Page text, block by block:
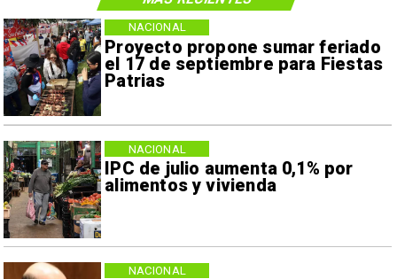
Proyecto propone sumar feriado
el 17 de septiembre para Fiestas
Patrias
NACIONAL
IPC de julio aumenta 0,1% por
alimentos y vivienda
NACIONAL
NACIONAL